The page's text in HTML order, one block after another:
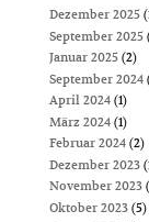
Dezember 2025
September 2025
Januar 2025(2)
September 2024
April 2024(1)
März 2024(1)
Februar 2024(2)
Dezember 2023
November 2023
Oktober 2023(5)